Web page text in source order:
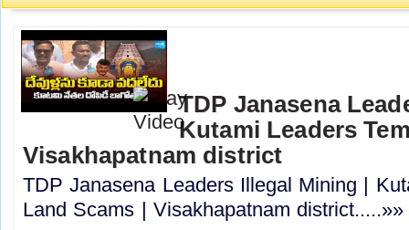
TDP Janasena
Kutami Leaders
Visakhapatnam district
TDP Janasena Leaders Illegal Mining |
Land Scams | Visakhapatnam district.....»»